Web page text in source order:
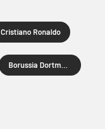
Cristiano Ronaldo